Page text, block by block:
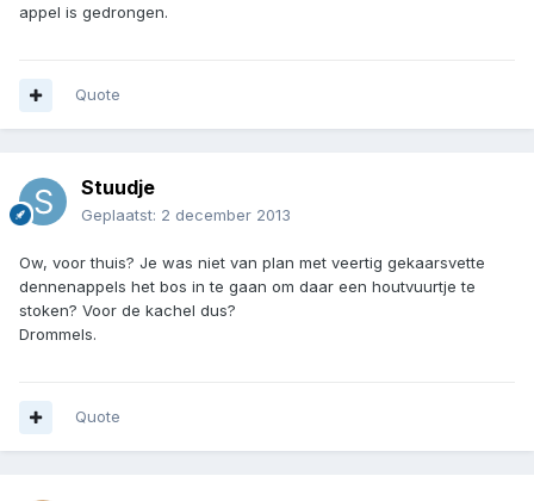
appel is gedrongen.
Quote
Stuudje
Geplaatst: 2 december 2013
Ow, voor thuis? Je was niet van plan met veertig gekaarsvette
dennenappels het bos in te gaan om daar een houtvuurtje te
stoken? Voor de kachel dus?
Drommels.
Quote